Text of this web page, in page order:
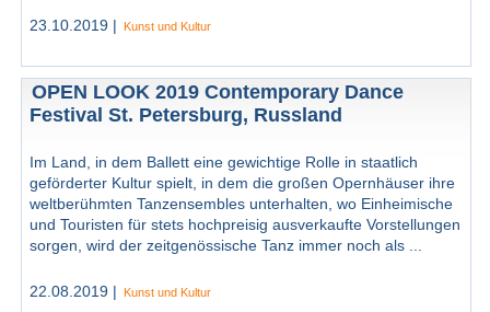
23.10.2019 | Kunst und Kultur
OPEN LOOK 2019 Contemporary Dance
Festival St. Petersburg, Russland
Im Land, in dem Ballett eine gewichtige Rolle in staatlich
geförderter Kultur spielt, in dem die großen Opernhäuser ihre
weltberühmten Tanzensembles unterhalten, wo Einheimische
und Touristen für stets hochpreisig ausverkaufte Vorstellungen
sorgen, wird der zeitgenössische Tanz immer noch als ...
22.08.2019 | Kunst und Kultur